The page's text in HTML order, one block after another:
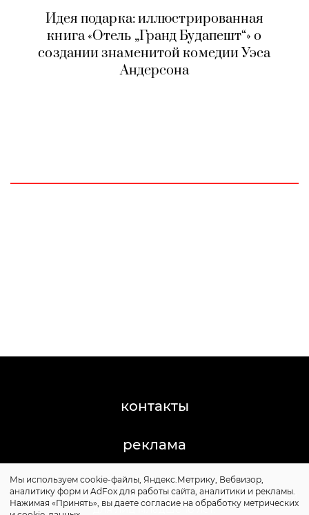
Идея подарка: иллюстрированная
книга «Отель „Гранд Будапешт“» о
создании знаменитой комедии Уэса
Андерсона
контакты
реклама
©2011-2026 Posta-Magazine
Сайт может содержать контент, не предназначенный
для лиц младше 16 лет.
Мы используем cookie-файлы, Яндекс.Метрику, Вебвизор,
аналитику форм и AdFox для работы сайта, аналитики и рекламы.
Нажимая «Принять», вы даете согласие на обработку метрических